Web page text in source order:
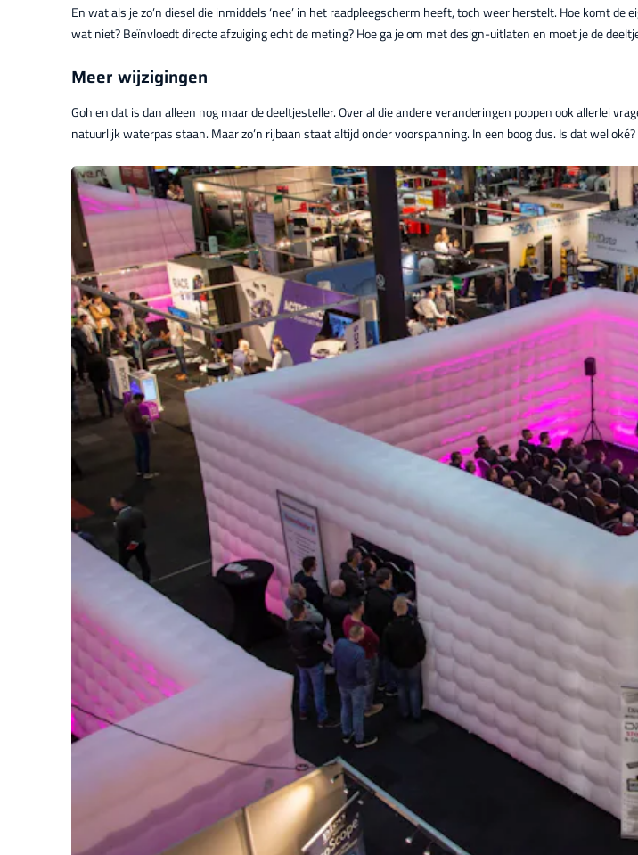
En wat als je zo’n diesel die inmiddels ‘nee’ in het raadpleegscherm heeft, toch weer herstelt. Hoe komt
wat niet? Beïnvloedt directe afzuiging echt de meting? Hoe ga je om met design-uitlaten en moet je de
Meer wijzigingen
Goh en dat is dan alleen nog maar de deeltjesteller. Over al die andere veranderingen poppen ook allerlei
natuurlijk waterpas staan. Maar zo’n rijbaan staat altijd onder voorspanning. In een boog dus. Is dat wel